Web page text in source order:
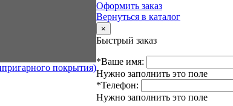
покрытия)
Оформить заказ
Вернуться в каталог
×
Быстрый заказ
*Ваше имя:
Нужно заполнить это поле
*Телефон:
Нужно заполнить это поле